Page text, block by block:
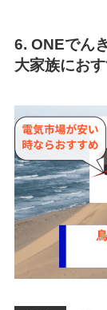
6. ONEでん
大家族にお